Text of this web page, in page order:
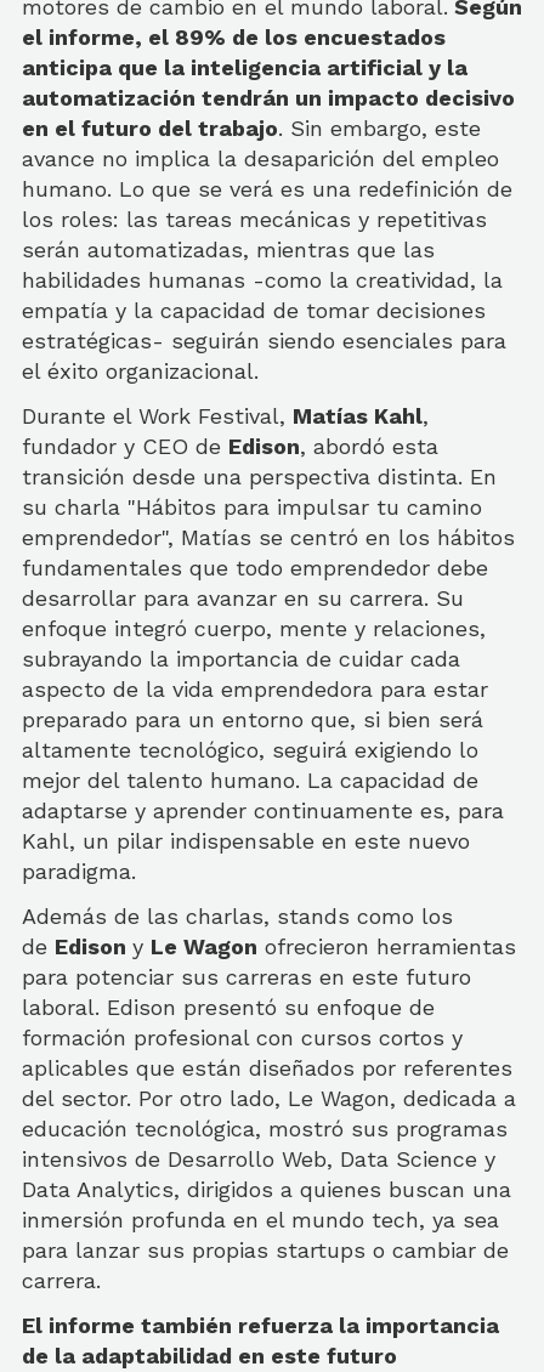
motores de cambio en el mundo laboral. Según
el informe, el 89% de los encuestados
anticipa que la inteligencia artificial y la
automatización tendrán un impacto decisivo
en el futuro del trabajo. Sin embargo, este
avance no implica la desaparición del empleo
humano. Lo que se verá es una redefinición de
los roles: las tareas mecánicas y repetitivas
serán automatizadas, mientras que las
habilidades humanas -como la creatividad, la
empatía y la capacidad de tomar decisiones
estratégicas- seguirán siendo esenciales para
el éxito organizacional.
Durante el Work Festival, Matías Kahl,
fundador y CEO de Edison, abordó esta
transición desde una perspectiva distinta. En
su charla "Hábitos para impulsar tu camino
emprendedor", Matías se centró en los hábitos
fundamentales que todo emprendedor debe
desarrollar para avanzar en su carrera. Su
enfoque integró cuerpo, mente y relaciones,
subrayando la importancia de cuidar cada
aspecto de la vida emprendedora para estar
preparado para un entorno que, si bien será
altamente tecnológico, seguirá exigiendo lo
mejor del talento humano. La capacidad de
adaptarse y aprender continuamente es, para
Kahl, un pilar indispensable en este nuevo
paradigma.
Además de las charlas, stands como los
de Edison y Le Wagon ofrecieron herramientas
para potenciar sus carreras en este futuro
laboral. Edison presentó su enfoque de
formación profesional con cursos cortos y
aplicables que están diseñados por referentes
del sector. Por otro lado, Le Wagon, dedicada a
educación tecnológica, mostró sus programas
intensivos de Desarrollo Web, Data Science y
Data Analytics, dirigidos a quienes buscan una
inmersión profunda en el mundo tech, ya sea
para lanzar sus propias startups o cambiar de
carrera.
El informe también refuerza la importancia
de la adaptabilidad en este futuro